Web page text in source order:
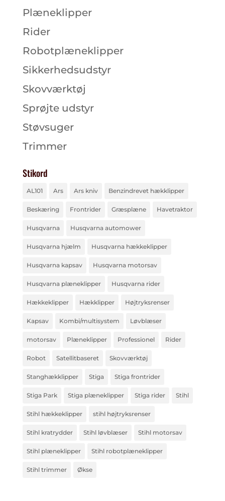
Plæneklipper
Rider
Robotplæneklipper
Sikkerhedsudstyr
Skovværktøj
Sprøjte udstyr
Støvsuger
Trimmer
Stikord
AL101 Ars Ars kniv Benzindrevet hækklipper
Beskæring Frontrider Græsplæne Havetraktor
Husqvarna Husqvarna automower
Husqvarna hjælm Husqvarna hækkeklipper
Husqvarna kapsav Husqvarna motorsav
Husqvarna plæneklipper Husqvarna rider
Hækkeklipper Hækklipper Højtryksrenser
Kapsav Kombi/multisystem Løvblæser
motorsav Plæneklipper Professionel Rider
Robot Satellitbaseret Skovværktøj
Stanghækklipper Stiga Stiga frontrider
Stiga Park Stiga plæneklipper Stiga rider Stihl
Stihl hækkeklipper stihl højtryksrenser
Stihl kratrydder Stihl løvblæser Stihl motorsav
Stihl plæneklipper Stihl robotplæneklipper
Stihl trimmer Økse